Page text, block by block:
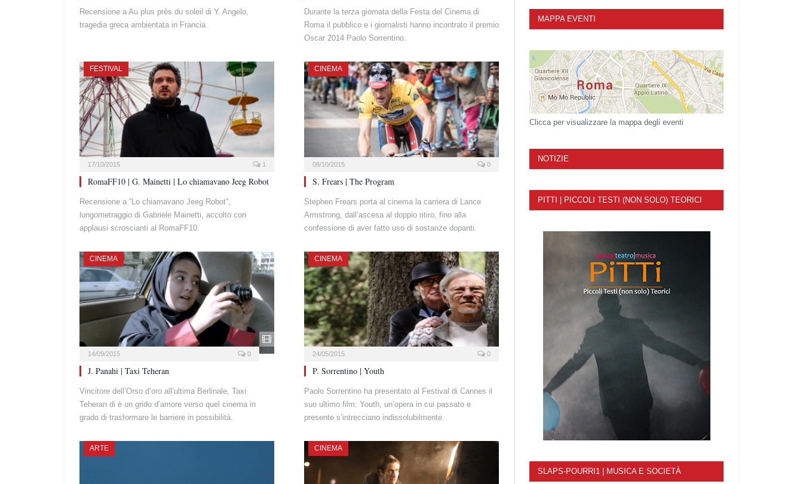
Recensione a Au plus près du soleil di Y. Angelo,
tragedia greca ambientata in Francia.
Durante la terza giornata della Festa del Cinema di
Roma il pubblico e i giornalisti hanno incontrato il premio
Oscar 2014 Paolo Sorrentino.
FESTIVAL
17/10/2015 1
RomaFF10 | G. Mainetti | Lo chiamavano Jeeg Robot
Recensione a “Lo chiamavano Jeeg Robot”,
lungometraggio di Gabriele Mainetti, accolto con
applausi scroscianti al RomaFF10.
CINEMA
08/10/2015 0
S. Frears | The Program
Stephen Frears porta al cinema la carriera di Lance
Armstrong, dall’ascesa al doppio ritiro, fino alla
confessione di aver fatto uso di sostanze dopanti.
CINEMA
14/09/2015 0
J. Panahi | Taxi Teheran
Vincitore dell’Orso d’oro all’ultima Berlinale, Taxi
Teheran di è un grido d’amore verso quel cinema in
grado di trasformare le barriere in possibilità.
CINEMA
24/05/2015 0
P. Sorrentino | Youth
Paolo Sorrentino ha presentato al Festival di Cannes il
suo ultimo film: Youth, un’opera in cui passato e
presente s’intrecciano indissolubilmente.
ARTE CINEMA
MAPPA EVENTI
Clicca per visualizzare la mappa degli eventi
NOTIZIE
PITTI | PICCOLI TESTI (NON SOLO) TEORICI
SLAPS-POURRI1 | MUSICA E SOCIETÀ